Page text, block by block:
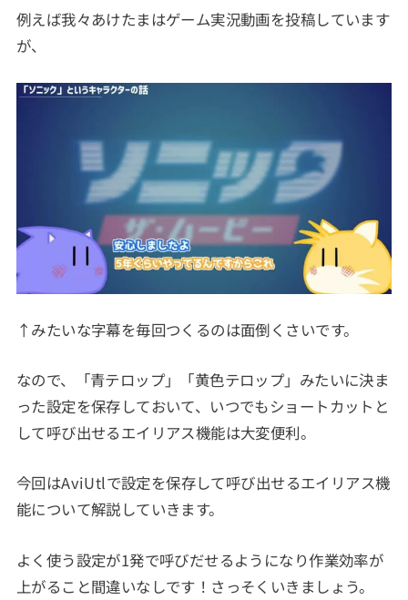
例えば我々あけたまはゲーム実況動画を投稿しています
が、
↑みたいな字幕を毎回つくるのは面倒くさいです。
なので、「青テロップ」「黄色テロップ」みたいに決ま
った設定を保存しておいて、いつでもショートカットと
して呼び出せるエイリアス機能は大変便利。
今回はAviUtlで設定を保存して呼び出せるエイリアス機
能について解説していきます。
よく使う設定が1発で呼びだせるようになり作業効率が
上がること間違いなしです！さっそくいきましょう。